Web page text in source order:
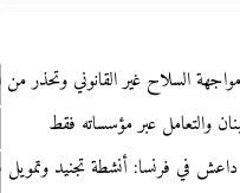
السلاح غير القانوني وتحذر من
والتعامل عبر مؤسساته فقط
داعش في فرنسا: أنشطة تجنيد